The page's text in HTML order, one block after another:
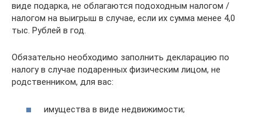
виде подарка, не облагаются подоходным налогом /
налогом на выигрыш в случае, если их сумма менее 4,0
тыс. Рублей в год.
Обязательно необходимо заполнить декларацию по
налогу в случае подаренных физическим лицом, не
родственником, для вас:
имущества в виде недвижимости;